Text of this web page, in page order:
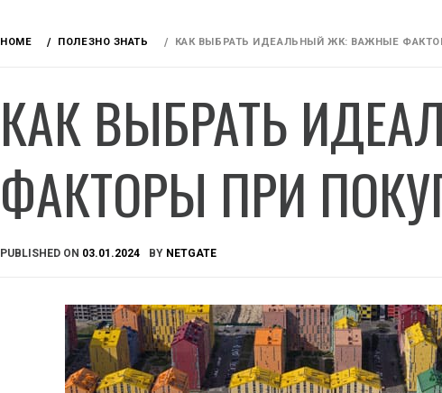
HOME ПОЛЕЗНО ЗНАТЬ КАК ВЫБРАТЬ ИДЕАЛЬНЫЙ ЖК: ВАЖНЫЕ
КАК ВЫБРАТЬ
ФАКТОРЫ ПРИ
PUBLISHED ON 03.01.2024 BY NETGATE